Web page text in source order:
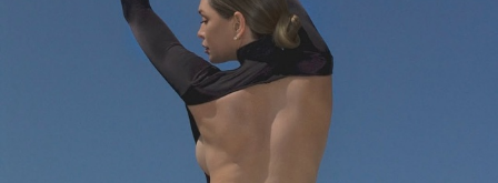
эксклюзивные материалы!
Подпишитесь на наш Telegram-канал, там
моментальные уведомления:
https://t.me/fokmedia